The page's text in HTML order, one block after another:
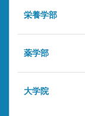
栄養学部
薬学部
大学院